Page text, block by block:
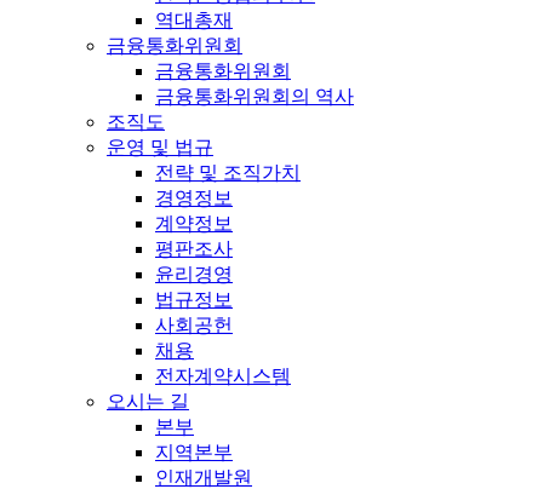
역대총재
금융통화위원회
금융통화위원회
금융통화위원회의 역사
조직도
운영 및 법규
전략 및 조직가치
경영정보
계약정보
평판조사
윤리경영
법규정보
사회공헌
채용
전자계약시스템
오시는 길
본부
지역본부
인재개발원